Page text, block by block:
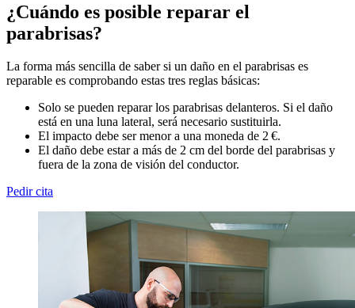
¿Cuándo es posible reparar el
parabrisas?
La forma más sencilla de saber si un daño en el parabrisas es
reparable es comprobando estas tres reglas básicas:
Solo se pueden reparar los parabrisas delanteros. Si el daño
está en una luna lateral, será necesario sustituirla.
El impacto debe ser menor a una moneda de 2 €.
El daño debe estar a más de 2 cm del borde del parabrisas y
fuera de la zona de visión del conductor.
Pedir cita